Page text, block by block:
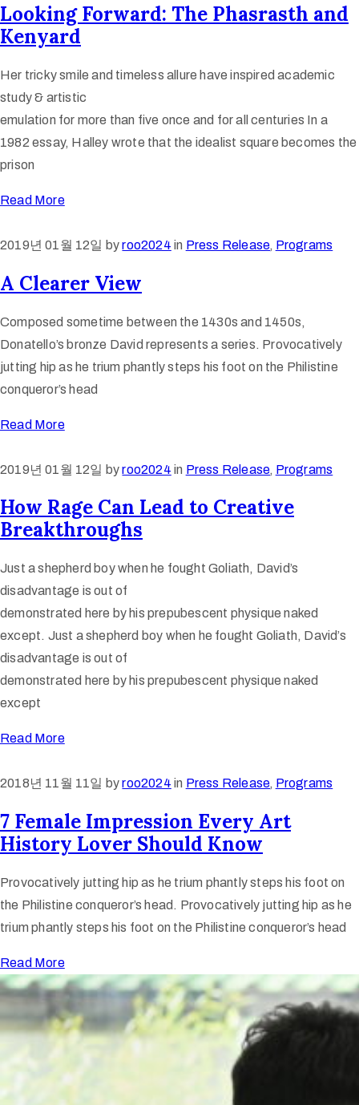
Looking Forward: The Phasrasth and
Kenyard
Her tricky smile and timeless allure have inspired academic
study & artistic
emulation for more than five once and for all centuries In a
1982 essay, Halley wrote that the idealist square becomes the
prison
Read More
2019년 01월 12일 by roo2024 in Press Release‚ Programs
A Clearer View
Composed sometime between the 1430s and 1450s,
Donatello’s bronze David represents a series. Provocatively
jutting hip as he trium phantly steps his foot on the Philistine
conqueror’s head
Read More
2019년 01월 12일 by roo2024 in Press Release‚ Programs
How Rage Can Lead to Creative
Breakthroughs
Just a shepherd boy when he fought Goliath, David’s
disadvantage is out of
demonstrated here by his prepubescent physique naked
except. Just a shepherd boy when he fought Goliath, David’s
disadvantage is out of
demonstrated here by his prepubescent physique naked
except
Read More
2018년 11월 11일 by roo2024 in Press Release‚ Programs
7 Female Impression Every Art
History Lover Should Know
Provocatively jutting hip as he trium phantly steps his foot on
the Philistine conqueror’s head. Provocatively jutting hip as he
trium phantly steps his foot on the Philistine conqueror’s head
Read More